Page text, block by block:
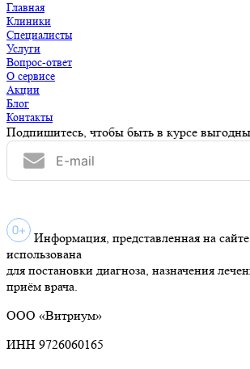
Главная
Клиники
Специалисты
Услуги
Вопрос-ответ
О сервисе
Акции
Блог
Контакты
Подпишитесь, чтобы быть в курсе
Информация, представленная на
использована
для постановки диагноза, назначения
приём врача.
ООО «Витриум»
ИНН 9726060165